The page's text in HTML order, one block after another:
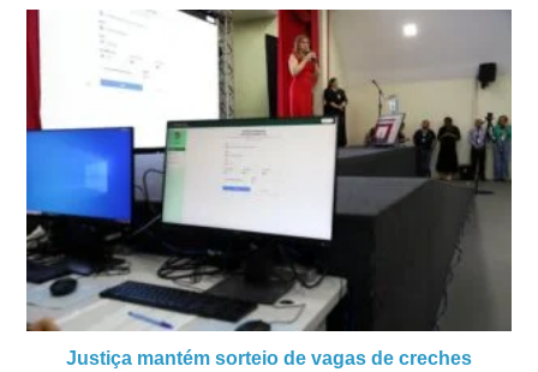
Justiça mantém sorteio de vagas de creches